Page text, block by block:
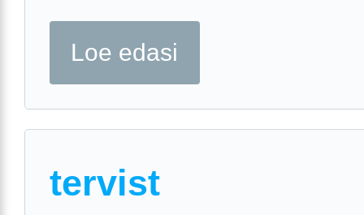
Loe edasi
tervist